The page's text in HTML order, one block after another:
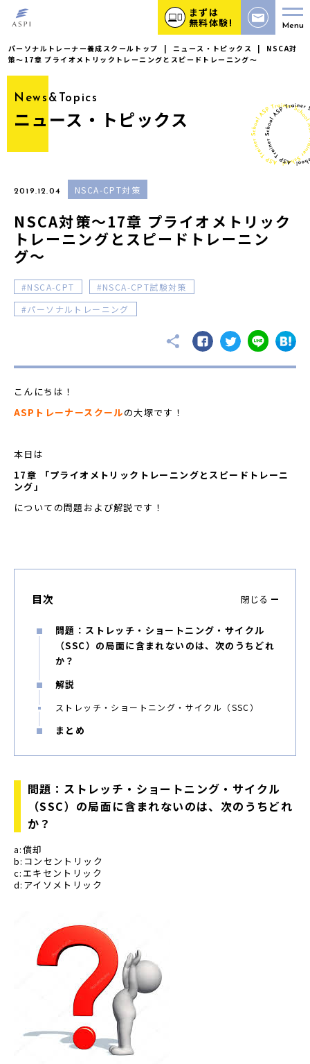
まずは
無料体験! Menu
パーソナルトレーナー養成スクールトップ | ニュース・トピックス |
NSCA対
策〜17章 プライオメトリックトレーニングとスピードトレーニング〜
News&Topics
ニュース・トピックス
2019.12.04 NSCA-CPT対策
NSCA対策〜17章 プライオメトリック
トレーニングとスピードトレーニン
グ〜
NSCA-CPT
NSCA-CPT試験対策
パーソナルトレーニング
こんにちは！
ASP トレーナースクールの大塚です！
本日は
17章 「プライオメトリックトレーニングとスピードトレーニ
ング」
についての問題および解説です！
目次 閉じる
問題：ストレッチ・ショートニング・サイクル
（SSC）の局面に含まれないのは、次のうちどれ
か？
解説
ストレッチ・ショートニング・サイクル（SSC）
まとめ
問題：ストレッチ・ショートニング・サイクル
（SSC）の局面に含まれないのは、次のうちどれ
か？
a:償却
b:コンセントリック
c:エキセントリック
d:アイソメトリック